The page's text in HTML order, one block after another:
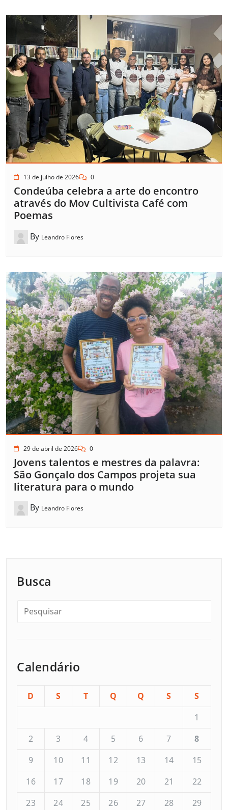
13 de julho de 2026 0
Condeúba celebra a arte do encontro
através do Mov Cultivista Café com
Poemas
By Leandro Flores
29 de abril de 2026 0
Jovens talentos e mestres da palavra:
São Gonçalo dos Campos projeta sua
literatura para o mundo
By Leandro Flores
Busca
Calendário
D S T Q Q S
S
1
2
3 4 5 6 7
8
9
10 11 12 13 14
15
16
17 18 19 20 21
22
23
24 25 26 27 28 29